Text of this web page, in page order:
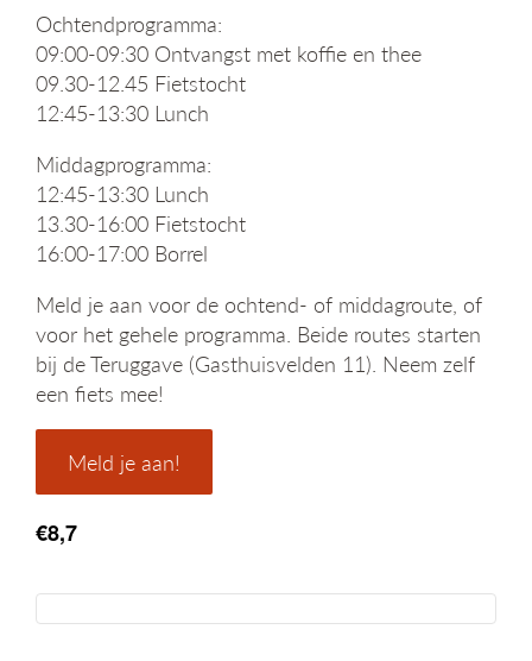
Ochtendprogramma:
09:00-09:30 Ontvangst met koffie en thee
09.30-12.45 Fietstocht
12:45-13:30 Lunch
Middagprogramma:
12:45-13:30 Lunch
13.30-16:00 Fietstocht
16:00-17:00 Borrel
Meld je aan voor de ochtend- of middagroute, of
voor het gehele programma. Beide routes starten
bij de Teruggave (Gasthuisvelden 11). Neem zelf
een fiets mee!
Meld je aan!
€8,7